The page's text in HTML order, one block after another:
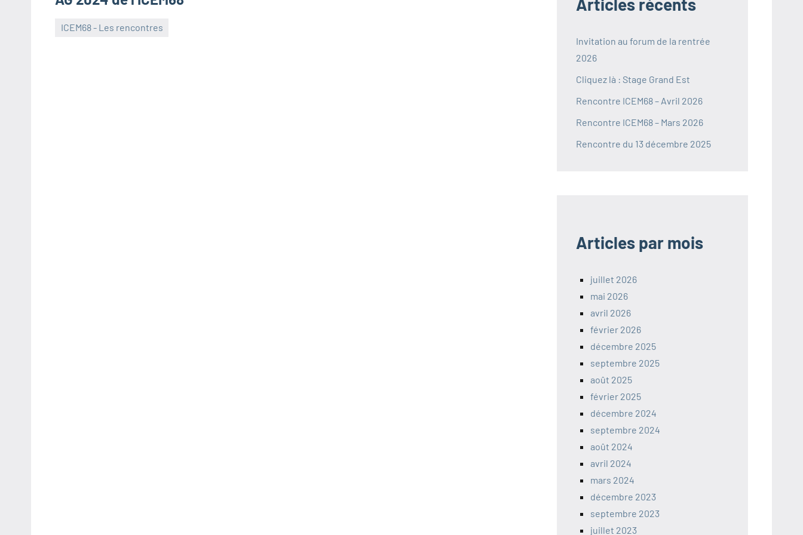
ICEM68 - Les rencontres
Invitation au forum de la rentrée
2026
Cliquez là : Stage Grand Est
Rencontre ICEM68 – Avril 2026
Rencontre ICEM68 – Mars 2026
Rencontre du 13 décembre 2025
Articles par mois
juillet 2026
mai 2026
avril 2026
février 2026
décembre 2025
septembre 2025
août 2025
février 2025
décembre 2024
septembre 2024
août 2024
avril 2024
mars 2024
décembre 2023
septembre 2023
juillet 2023